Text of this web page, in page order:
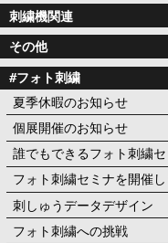
刺繍機関連
その他
フォト刺繍
夏季休暇のお知らせ
個展開催のお知らせ
誰でもできるフォト刺繍
フォト刺繍セミナを開催し
刺しゅうデータデザイン
フォト刺繍への挑戦